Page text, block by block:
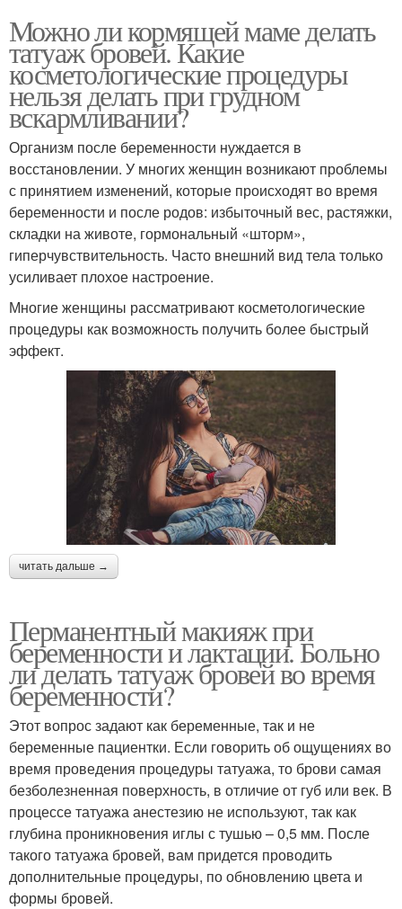
Можно ли кормящей маме делать
татуаж бровей. Какие
косметологические процедуры
нельзя делать при грудном
вскармливании?
Организм после беременности нуждается в
восстановлении. У многих женщин возникают проблемы
с принятием изменений, которые происходят во время
беременности и после родов: избыточный вес, растяжки,
складки на животе, гормональный «шторм»,
гиперчувствительность. Часто внешний вид тела только
усиливает плохое настроение.
Многие женщины рассматривают косметологические
процедуры как возможность получить более быстрый
эффект.
читать дальше →
Перманентный макияж при
беременности и лактации. Больно
ли делать татуаж бровей во время
беременности?
Этот вопрос задают как беременные, так и не
беременные пациентки. Если говорить об ощущениях во
время проведения процедуры татуажа, то брови самая
безболезненная поверхность, в отличие от губ или век. В
процессе татуажа анестезию не используют, так как
глубина проникновения иглы с тушью – 0,5 мм. После
такого татуажа бровей, вам придется проводить
дополнительные процедуры, по обновлению цвета и
формы бровей.